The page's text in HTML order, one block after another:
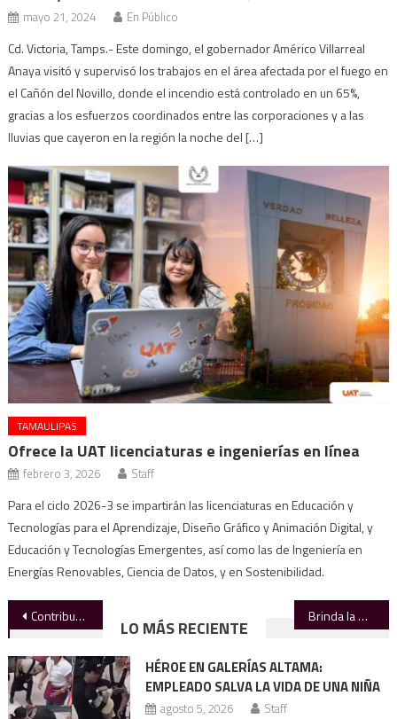
mayo 21, 2024 En Público
Cd. Victoria, Tamps.- Este domingo, el gobernador Américo Villarreal
Anaya visitó y supervisó los trabajos en el área afectada por el fuego en
el Cañón del Novillo, donde el incendio está controlado en un 65%,
gracias a los esfuerzos coordinados entre las corporaciones y a las
lluvias que cayeron en la región la noche del […]
TAMAULIPAS
Ofrece la UAT licenciaturas e ingenierías en línea
febrero 3, 2026 Staff
Para el ciclo 2026-3 se impartirán las licenciaturas en Educación y
Tecnologías para el Aprendizaje, Diseño Gráfico y Animación Digital, y
Educación y Tecnologías Emergentes, así como las de Ingeniería en
Energías Renovables, Ciencia de Datos, y en Sostenibilidad.
Navegación
de
entradas
Contribuye la UAT en Jornada Nacional por la Paz y contra las Adicciones Brinda la UAT consultas médicas de especialidad al alcance de toda la población
LO MÁS RECIENTE
HÉROE EN GALERÍAS ALTAMA:
EMPLEADO SALVA LA VIDA DE UNA NIÑA
agosto 5, 2026 Staff